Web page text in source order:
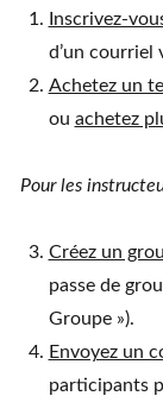
Inscrivez-
d’un courriel
Achetez un
ou achetez
Pour les
Créez un
passe de
Groupe »).
Envoyez un
participants